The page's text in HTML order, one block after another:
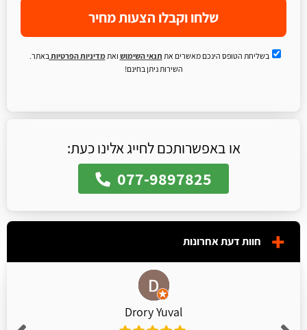
שלחו וקבלו הצעות מחיר
בשליחת הטופס הינכם מאשרים את תנאי השימוש ואתמדיניות הפרטיותבאתר.
השירות ניתן בחינם!
או באפשרותכם לחייג אלינו כעת:
077-9897825
חוות דעת אחרונות
Drory Yuval